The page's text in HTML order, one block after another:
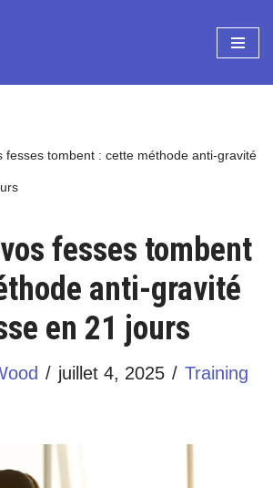
fesses tombent : cette méthode anti-gravité
fesses tombent
anti-gravité
en 21 jours
juillet 4, 2025 Training